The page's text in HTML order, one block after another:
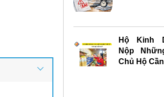
Hộ Kinh
Nộp
Chủ Hộ